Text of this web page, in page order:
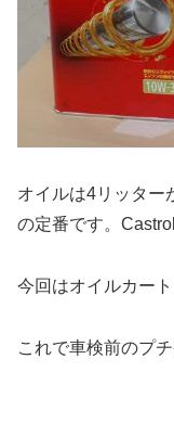
オイルは4リッター
の定番です。
今回はオイルカー
これで車検前のプ